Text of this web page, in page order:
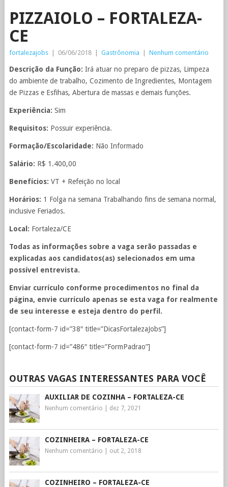
PIZZAIOLO – FORTALEZA-
CE
fortalezajobs 06/06/2018 Gastrônomia Nenhum comentário
Descrição da Função: Irá atuar no preparo de pizzas, Limpeza
do ambiente de trabalho, Cozimento de Ingredientes, Montagem
de Pizzas e Esfihas, Abertura de massas e demais funções.
Experiência: Sim
Requisitos: Possuir experiência.
Formação/Escolaridade: Não Informado
Salário: R$ 1.400,00
Benefícios: VT + Refeição no local
Horários: 1 Folga na semana Trabalhando fins de semana normal,
inclusive Feriados.
Local: Fortaleza/CE
Todas as informações sobre a vaga serão passadas e
explicadas aos candidatos(as) selecionados em uma
possível entrevista.
Enviar currículo conforme procedimentos no final da
página, envie currículo apenas se esta vaga for realmente
de seu interesse e esteja dentro do perfil.
[contact-form-7 id=”38″ title=”DicasFortalezaJobs”]
[contact-form-7 id=”486″ title=”FormPadrao”]
OUTRAS VAGAS INTERESSANTES PARA VOCÊ
AUXILIAR DE COZINHA – FORTALEZA-CE
Nenhum comentário dez 7, 2021
COZINHEIRA – FORTALEZA-CE
Nenhum comentário out 2, 2018
COZINHEIRO – FORTALEZA-CE